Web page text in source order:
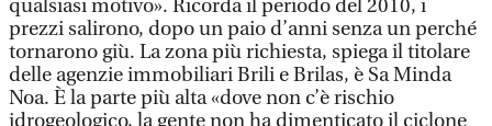
qualsiasi motivo». Ricorda il periodo del 2010, i
prezzi salirono, dopo un paio d’anni senza un perché
tornarono giù. La zona più richiesta, spiega il titolare
delle agenzie immobiliari Brili e Brilas, è Sa Minda
Noa. È la parte più alta «dove non c’è rischio
idrogeologico, la gente non ha dimenticato il ciclone